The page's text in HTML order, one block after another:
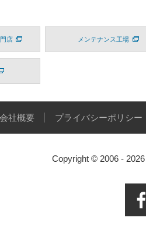
店 メンテナンス工場
会社概要 プライバシーポリシー
Copyright © 2006 -